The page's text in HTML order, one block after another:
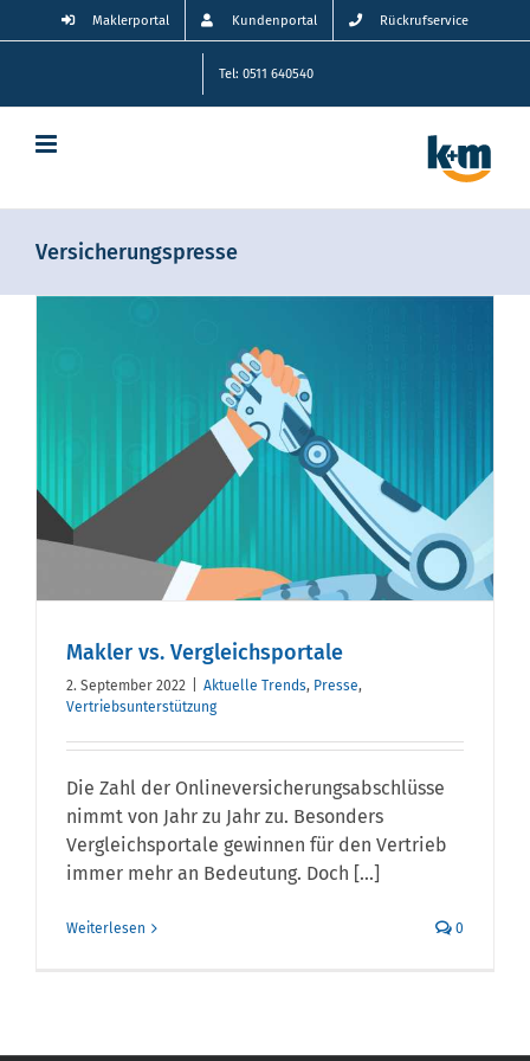
Inhalt
Maklerportal Kundenportal Rückrufservice
Tel: 0511 640540
Versicherungspresse
Makler vs. Vergleichsportale
2. September 2022 Aktuelle Trends, Presse,
Vertriebsunterstützung
Die Zahl der Onlineversicherungsabschlüsse
nimmt von Jahr zu Jahr zu. Besonders
Vergleichsportale gewinnen für den Vertrieb
immer mehr an Bedeutung. Doch [...]
Weiterlesen 0